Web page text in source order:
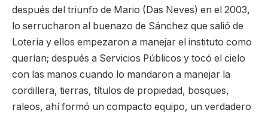
después del triunfo de Mario (Das Neves) en el 2003,
lo serrucharon al buenazo de Sánchez que salió de
Lotería y ellos empezaron a manejar el instituto como
querían; después a Servicios Públicos y tocó el cielo
con las manos cuando lo mandaron a manejar la
cordillera, tierras, títulos de propiedad, bosques,
raleos, ahí formó un compacto equipo, un verdadero